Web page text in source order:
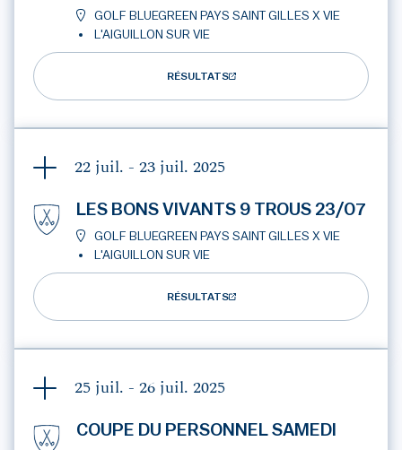
GOLF BLUEGREEN PAYS SAINT GILLES X VIE
L'AIGUILLON SUR VIE
RÉSULTATS
22 juil. - 23 juil. 2025
LES BONS VIVANTS 9 TROUS 23/07
GOLF BLUEGREEN PAYS SAINT GILLES X VIE
L'AIGUILLON SUR VIE
RÉSULTATS
25 juil. - 26 juil. 2025
COUPE DU PERSONNEL SAMEDI